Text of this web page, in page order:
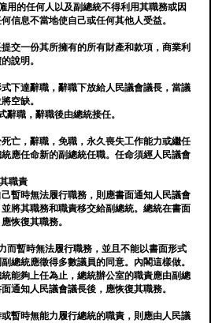
用的任何人以及副總統不得利用其職務或因
信息不當地使自己或任何其他人受益。
交一份其所擁有的所有財產和款項，商業利
說明。
下達辭職，辭職下放給人民議會議長，當議
空缺。
辭職，辭職後由總統接任。
亡，辭職，免職，永久喪失工作能力或繼任
應任命新的副總統任職。任命須經人民議會
職責
暫時無法履行職務，則應書面通知人民議會
將其職務和職責移交給副總統。總統在書面
恢復其職務。
而暫時無法履行職務，並且不能以書面形式
總統應徵得多數議員的同意。內閣這樣做。
能夠上任為止，總統辦公室的職責應由副總
通知人民議會議長後，應恢復其職務。
暫時無能力履行總統的職責，則應由人民議